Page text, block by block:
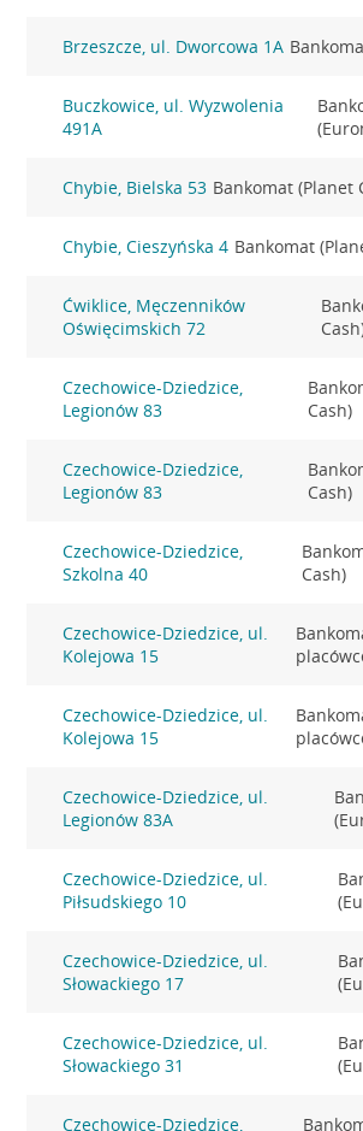
Brzeszcze, ul. Dworcowa 1A
Buczkowice, ul. Wyzwolenia
491A
Chybie, Bielska 53 Bankomat (Planet
Chybie, Cieszyńska 4 Bankomat
Ćwiklice, Męczenników
Oświęcimskich 72
Czechowice-Dziedzice,
Legionów 83
Cash)
Czechowice-Dziedzice,
Legionów 83
Cash)
Czechowice-Dziedzice,
Szkolna 40
Cash)
Czechowice-Dziedzice, ul.
Kolejowa 15
Czechowice-Dziedzice, ul.
Kolejowa 15
Czechowice-Dziedzice, ul.
Legionów 83A
Czechowice-Dziedzice, ul.
Piłsudskiego 10
Czechowice-Dziedzice, ul.
Słowackiego 17
Czechowice-Dziedzice, ul.
Słowackiego 31
Czechowice-Dziedzice,